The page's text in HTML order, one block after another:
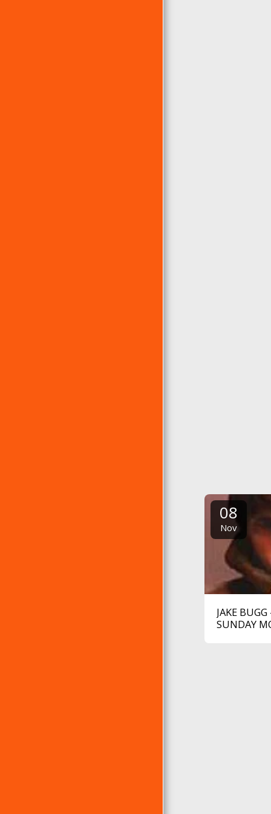
08
Nov
JAKE
SUNDAY